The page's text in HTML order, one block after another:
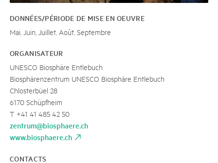
DONNÉES/PÉRIODE DE MISE EN OEUVRE
Mai, Juin, Juillet, Août, Septembre
ORGANISATEUR
UNESCO Biosphäre Entlebuch
Biosphärenzentrum UNESCO Biosphäre Entlebuch
Chlosterbüel 28
6170 Schüpfheim
T +41 41 485 42 50
zentrum@biosphaere.ch
www.biosphaere.ch
CONTACTS